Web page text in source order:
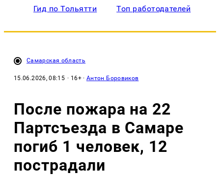
Гид по Тольятти Топ работодателей
Самарская область
15.06.2026, 08:15 · 16+ ·Антон Боровиков
После пожара на 22
Партсъезда в Самаре
погиб 1 человек, 12
пострадали